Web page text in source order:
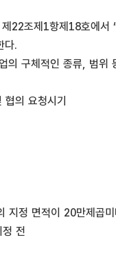
조제1항제18호에서
다.
구체적인 종류, 범위
의 요청시기
지정 면적이 20만제곱
정 전